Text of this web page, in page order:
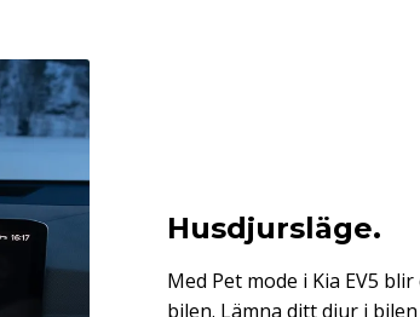
Husdjursläge.
Med Pet mode i Kia EV5
bilen. Lämna ditt djur i